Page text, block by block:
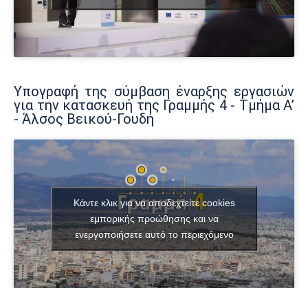
Υπογραφή της σύμβαση έναρξης εργασιών
για την κατασκευή της Γραμμής 4 - Τμήμα Α’
- Άλσος Βεικού-Γουδή
Κάντε κλικ για να αποδεχτείτε cookies
εμπορικής προώθησης και να
ενεργοποιήσετε αυτό το περιεχόμενο